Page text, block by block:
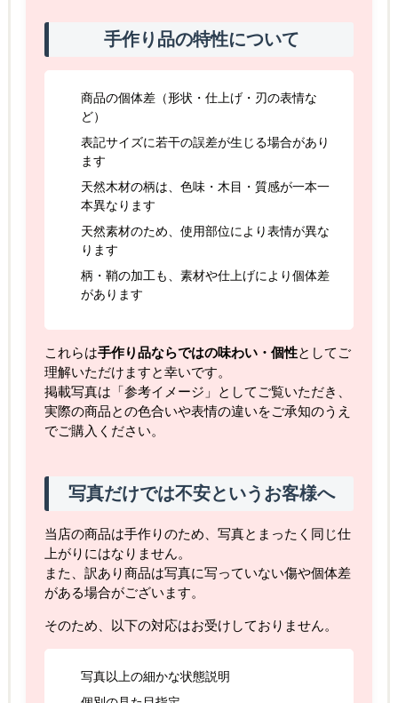
手作り品の特性について
商品の個体差（形状・仕上げ・刃の表情な
ど）
表記サイズに若干の誤差が生じる場合があり
ます
天然木材の柄は、色味・木目・質感が一本一
本異なります
天然素材のため、使用部位により表情が異な
ります
柄・鞘の加工も、素材や仕上げにより個体差
があります
これらは手作り品ならではの味わい・個性としてご
理解いただけますと幸いです。
掲載写真は「参考イメージ」としてご覧いただき、
実際の商品との色合いや表情の違いをご承知のうえ
でご購入ください。
写真だけでは不安というお客様へ
当店の商品は手作りのため、写真とまったく同じ仕
上がりにはなりません。
また、訳あり商品は写真に写っていない傷や個体差
がある場合がございます。
そのため、以下の対応はお受けしておりません。
写真以上の細かな状態説明